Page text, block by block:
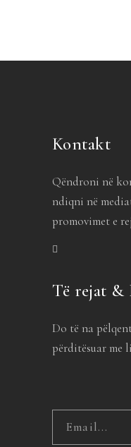
Kontakt
Qëndroni në
ndiqni në
promovimet e
Të rejat &
Do të na
përditësuar me